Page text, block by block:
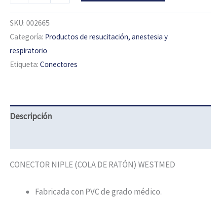
SKU: 002665
Categoría: Productos de resucitación, anestesia y
respiratorio
Etiqueta: Conectores
Descripción
CONECTOR NIPLE (COLA DE RATÓN) WESTMED
Fabricada con PVC de grado médico.